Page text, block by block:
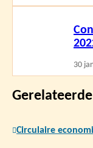
30
Circulaire